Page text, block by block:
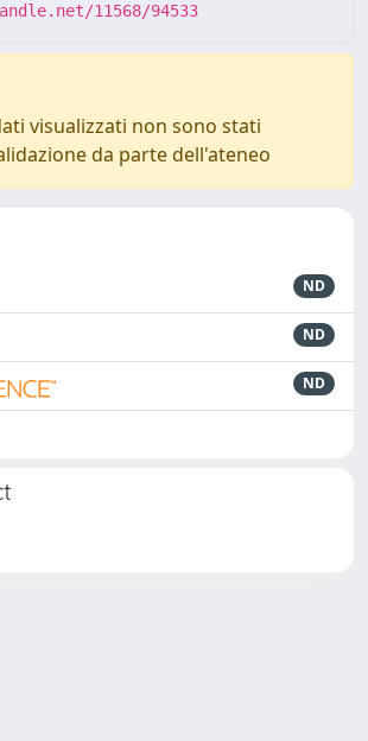
11568/94533
visualizzati non sono stati
da parte dell'ateneo
ND
ND
ND